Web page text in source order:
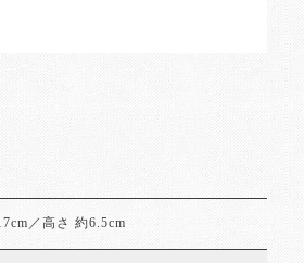
／高さ 約6.5cm